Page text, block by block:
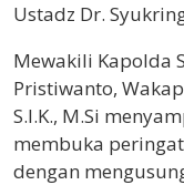
Ustadz Dr.
Mewakili Kapolda
Pristiwanto,
S.I.K., M.Si
membuka
dengan